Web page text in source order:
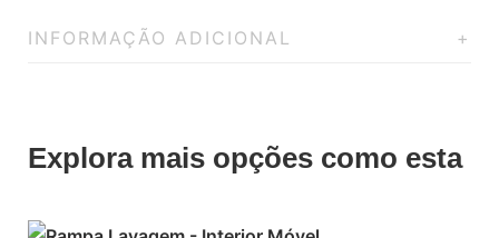
INFORMAÇÃO ADICIONAL
Explora mais opções como esta